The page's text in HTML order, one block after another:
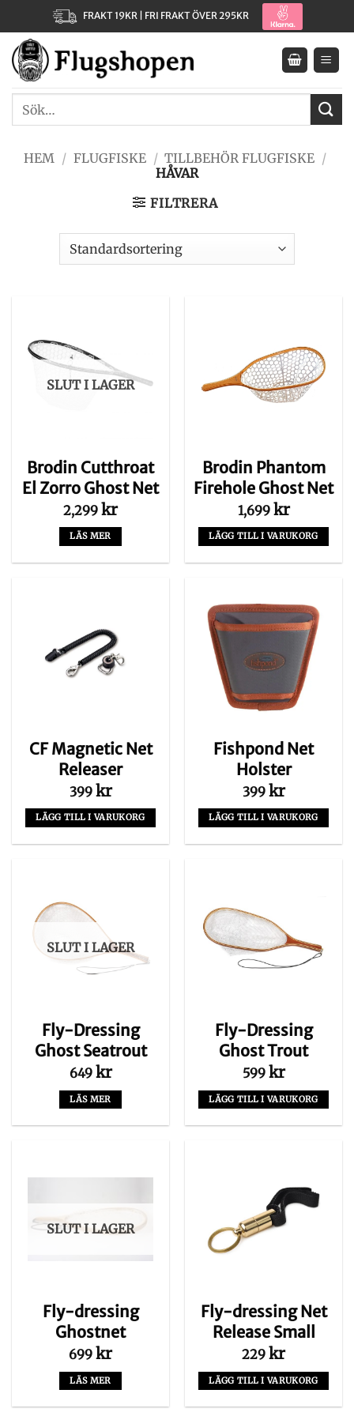
to
content
FRAKT 19KR | FRI FRAKT ÖVER 295KR
HEM / FLUGFISKE / TILLBEHÖR FLUGFISKE /
HÅVAR
FILTRERA
SLUT I LAGER
Brodin Cutthroat
El Zorro Ghost Net
2,299 kr
LÄS MER
Brodin Phantom
Firehole Ghost Net
1,699 kr
LÄGG TILL I VARUKORG
CF Magnetic Net
Releaser
399 kr
LÄGG TILL I VARUKORG
Fishpond Net
Holster
399 kr
LÄGG TILL I VARUKORG
SLUT I LAGER
Fly-Dressing
Ghost Seatrout
649 kr
LÄS MER
Fly-Dressing
Ghost Trout
599 kr
LÄGG TILL I VARUKORG
SLUT I LAGER
Fly-dressing
Ghostnet
699 kr
LÄS MER
Fly-dressing Net
Release Small
229 kr
LÄGG TILL I VARUKORG